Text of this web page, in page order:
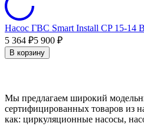
Насос ГВС Smart Install CP 15-14 B
5 364 ₽5 900 ₽
В корзину
Мы предлагаем широкий
сертифицированных товаров из
как: циркуляционные насосы,